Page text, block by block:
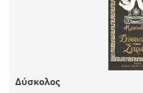
Δύσκολος